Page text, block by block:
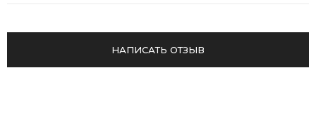
НАПИСАТЬ ОТЗЫВ